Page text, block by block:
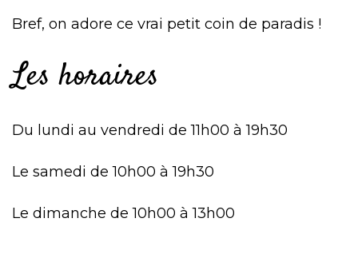
Bref, on adore ce vrai petit coin de paradis !
Les horaires
Du lundi au vendredi de 11h00 à 19h30
Le samedi de 10h00 à 19h30
Le dimanche de 10h00 à 13h00